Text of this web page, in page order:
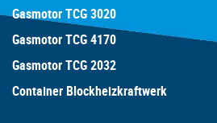
Gasmotor TCG 3020
Gasmotor TCG 4170
Gasmotor TCG 2032
Container Blockheizkraftwerk